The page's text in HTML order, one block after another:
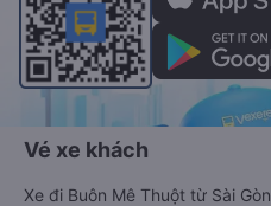
Vé xe khách
Xe đi Buôn Mê Thuột từ Sài Gòn